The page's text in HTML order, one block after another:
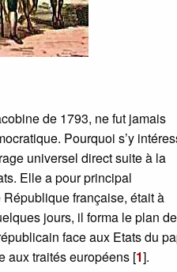
de 1793, ne fut jamais
Pourquoi s’y
universel direct suite à la
Elle a pour principal
française, était à
jours, il forma le plan de
face aux Etats du
aux traités européens [1].